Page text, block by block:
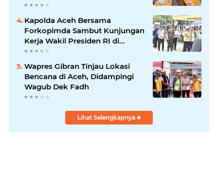
Kapolda Aceh Bersama
Forkopimda Sambut Kunjungan
Kerja Wakil Presiden RI di
Kabupaten Bireuen
Wapres Gibran Tinjau Lokasi
Bencana di Aceh, Didampingi
Wagub Dek Fadh
Lihat Selengkapnya